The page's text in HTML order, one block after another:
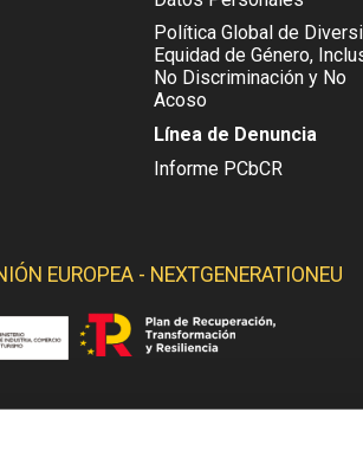
Política Global de
Equidad de Género,
No Discriminación y No
Acoso
Línea de Denuncia
Informe PCbCR
EUROPEA - NEXTGENERATIONEU
LOS SIGUIENTES ORGANISMOS: